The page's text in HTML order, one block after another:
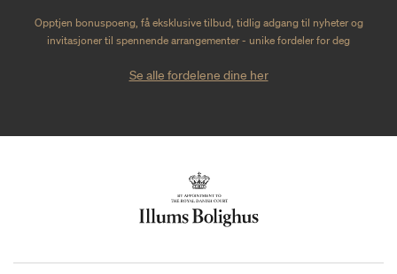
Opptjen bonuspoeng, få eksklusive tilbud, tidlig adgang til nyheter og
invitasjoner til spennende arrangementer - unike fordeler for deg
Se alle fordelene dine her